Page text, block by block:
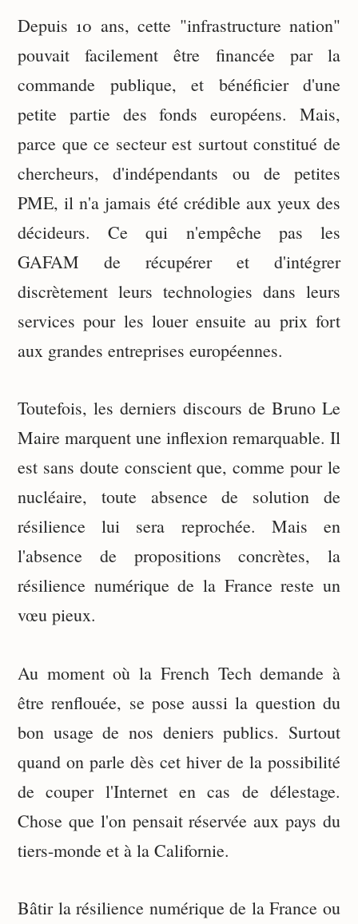
Depuis 10 ans, cette "infrastructure nation"
pouvait facilement être financée par la
commande publique, et bénéficier d'une
petite partie des fonds européens. Mais,
parce que ce secteur est surtout constitué de
chercheurs, d'indépendants ou de petites
PME, il n'a jamais été crédible aux yeux des
décideurs. Ce qui n'empêche pas les
GAFAM de récupérer et d'intégrer
discrètement leurs technologies dans leurs
services pour les louer ensuite au prix fort
aux grandes entreprises européennes.
Toutefois, les derniers discours de Bruno Le
Maire marquent une inflexion remarquable. Il
est sans doute conscient que, comme pour le
nucléaire, toute absence de solution de
résilience lui sera reprochée. Mais en
l'absence de propositions concrètes, la
résilience numérique de la France reste un
vœu pieux.
Au moment où la French Tech demande à
être renflouée, se pose aussi la question du
bon usage de nos deniers publics. Surtout
quand on parle dès cet hiver de la possibilité
de couper l'Internet en cas de délestage.
Chose que l'on pensait réservée aux pays du
tiers-monde et à la Californie.
Bâtir la résilience numérique de la France ou